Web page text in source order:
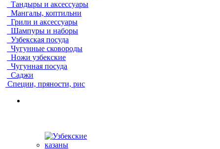
Тандыры и аксессуары
Мангалы, коптильни
Грили и аксессуары
Шампуры и наборы
Узбекская посуда
Чугунные сковороды
Ножи узбекские
Чугунная посуда
Саджи
Специи, пряности, рис